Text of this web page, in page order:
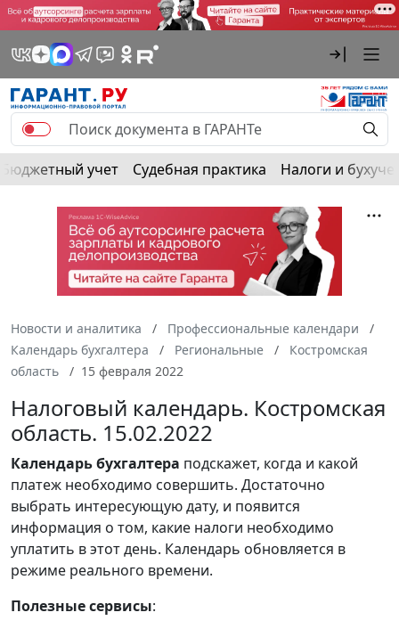
Бюджетный учет Судебная практика Налоги и
Новости и аналитика
Профессиональные календари
Календарь бухгалтера
Региональные
Костромская
область
15 февраля 2022
Налоговый календарь. Костромская
область. 15.02.2022
Календарьбухгалтера подскажет, когда и какой
платеж необходимо совершить. Достаточно
выбрать интересующую дату, и появится
информация о том, какие налоги необходимо
уплатить в этот день. Календарь обновляется в
режиме реального времени.
Полезные сервисы: